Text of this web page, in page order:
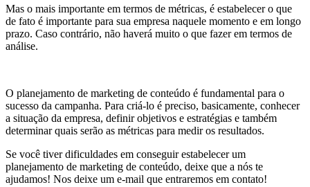
Mas o mais importante em termos de métricas, é estabelecer o que
de fato é importante para sua empresa naquele momento e em longo
prazo. Caso contrário, não haverá muito o que fazer em termos de
análise.
O planejamento de marketing de conteúdo é fundamental para o
sucesso da campanha. Para criá-lo é preciso, basicamente, conhecer
a situação da empresa, definir objetivos e estratégias e também
determinar quais serão as métricas para medir os resultados.
Se você tiver dificuldades em conseguir estabelecer um
planejamento de marketing de conteúdo, deixe que a nós te
ajudamos! Nos deixe um e-mail que entraremos em contato!